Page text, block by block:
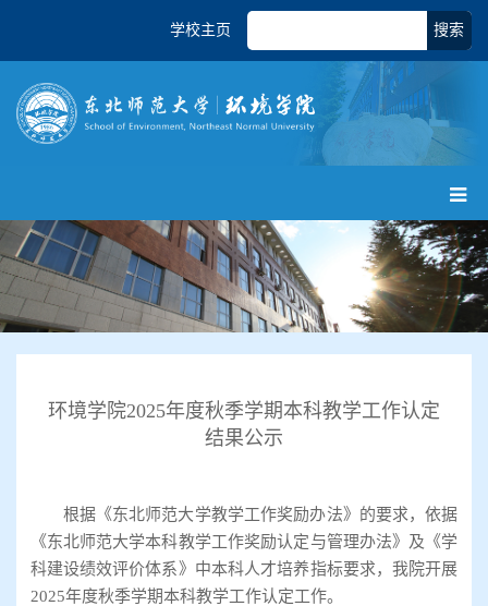
搜索
学校主页
环境学院2025年度秋季学期本科教学工作认定
结果公示
根据《东北师范大学教学工作奖励办法》的要求，依据
《东北师范大学本科教学工作奖励认定与管理办法》及《学
科建设绩效评价体系》中本科人才培养指标要求，我院开展
2025年度秋季学期本科教学工作认定工作。